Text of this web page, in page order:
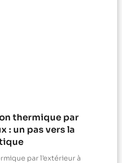
thermique par
: un pas vers la
par l’extérieur à